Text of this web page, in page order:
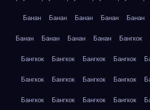
Банан Банан Банан Банан Банан
Банан Банан Банан Банан Бангкок
Бангкок Бангкок Бангкок Бангкок
Бангкок Бангкок Бангкок Бангкок
Бангкок Бангкок Бангкок Бангкок